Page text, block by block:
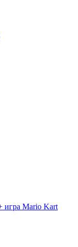
игра Mario Kart